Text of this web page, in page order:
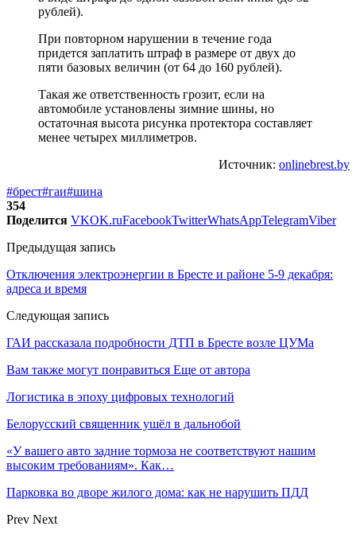
рублей).
При повторном нарушении в течение года
придется заплатить штраф в размере от двух до
пяти базовых величин (от 64 до 160 рублей).
Такая же ответственность грозит, если на
автомобиле установлены зимние шины, но
остаточная высота рисунка протектора составляет
менее четырех миллиметров.
Источник: onlinebrest.by
#брест#гаи#шина
354
Поделится VKOK.ruFacebookTwitterWhatsAppTelegramViber
Предыдущая запись
Отключения электроэнергии в Бресте и районе 5-9 декабря:
адреса и время
Следующая запись
ГАИ рассказала подробности ДТП в Бресте возле ЦУМа
Вам также могут понравиться Еще от автора
Логистика в эпоху цифровых технологий
Белорусский священник ушёл в дальнобой
«У вашего авто задние тормоза не соответствуют нашим
высоким требованиям». Как…
Парковка во дворе жилого дома: как не нарушить ПДД
Prev Next